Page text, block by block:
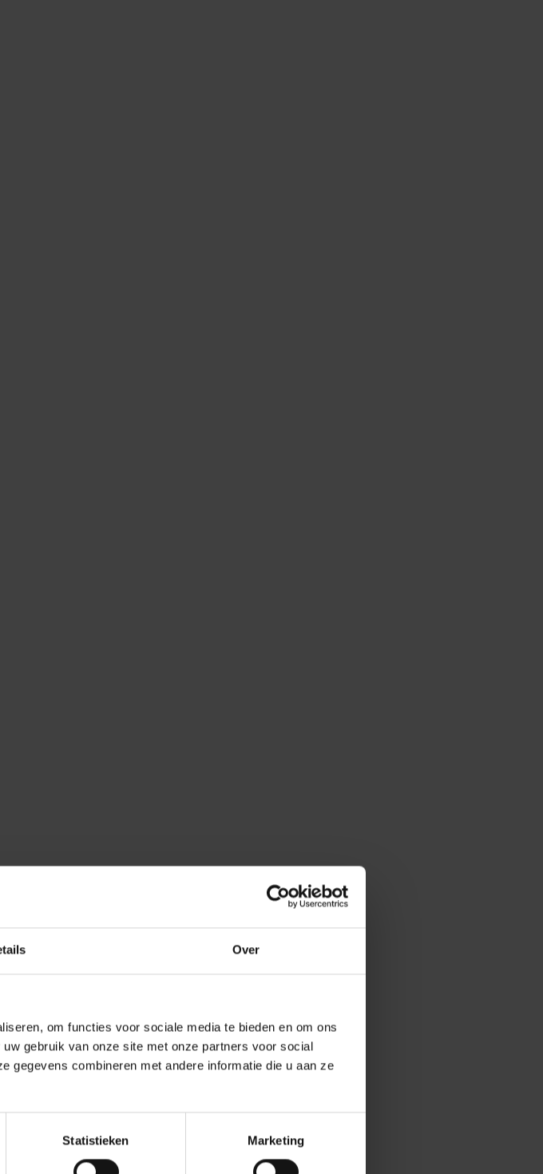
Over
om functies voor sociale media te bieden en om ons
gebruik van onze site met onze partners voor social
gegevens combineren met andere informatie die u aan ze
Statistieken Marketing